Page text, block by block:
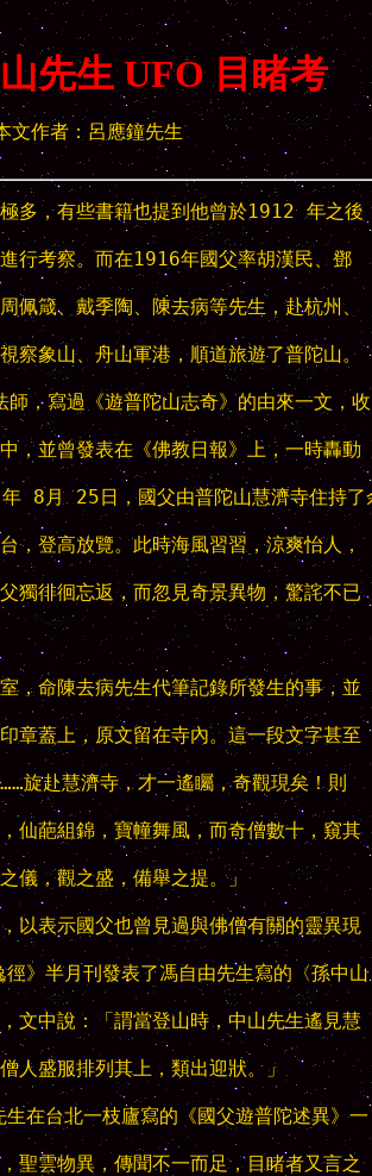
先生 UFO 目睹考
文作者：呂應鐘先生
多，有些書籍也提到他曾於1912 年之後
行考察。而在1916年國父率胡漢民、鄧
佩箴、戴季陶、陳去病等先生，赴杭州、
察象山、舟山軍港，順道旅遊了普陀山。
，寫過《遊普陀山志奇》的由來一文，收
，並曾發表在《佛教日報》上，一時轟動
8月 25日，國父由普陀山慧濟寺住持了
，登高放覽。此時海風習習，涼爽怡人，
獨徘徊忘返，而忽見奇景異物，驚詫不已
，命陳去病先生代筆記錄所發生的事，並
章蓋上，原文留在寺內。這一段文字甚至
旋赴慧濟寺，才一遙矚，奇觀現矣！則
仙葩組錦，寶幢舞風，而奇僧數十，窺其
儀，觀之盛，備舉之提。」
以表示國父也曾見過與佛僧有關的靈異現
》半月刊發表了馮自由先生寫的〈孫中山
文中說：「謂當登山時，中山先生遙見慧
人盛服排列其上，類出迎狀。」
在台北一枝廬寫的《國父遊普陀述異》一
聖雲物異，傳聞不一而足，目睹者又言之